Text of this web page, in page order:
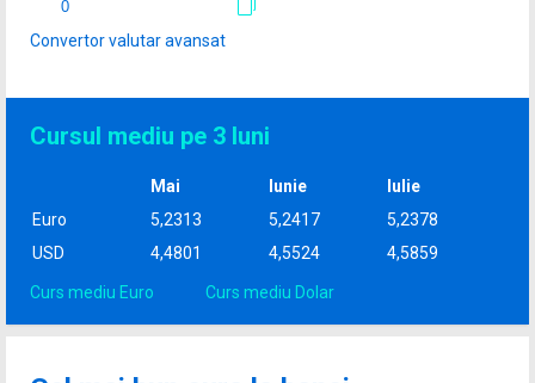
Convertor valutar avansat
Cursul mediu pe 3 luni
Mai Iunie
Iulie
Euro
5,2313 5,2417
5,2378
USD
4,4801 4,5524 4,5859
Curs mediu Euro Curs mediu Dolar